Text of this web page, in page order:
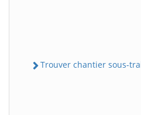
Trouver chantier sous-